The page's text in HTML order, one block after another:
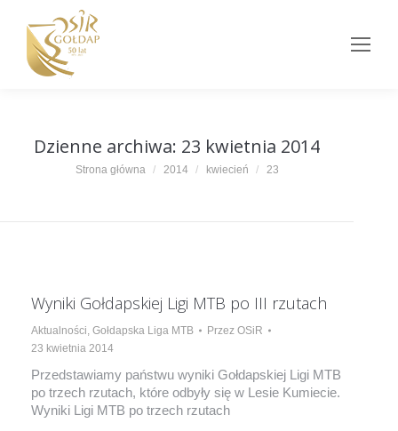
Dzienne archiwa: 23 kwietnia 2014
Jesteś tutaj:
Strona główna 2014 kwiecień 23
Wyniki Gołdapskiej Ligi MTB po III rzutach
Aktualności, Gołdapska Liga MTB Przez OSiR
23 kwietnia 2014
Przedstawiamy państwu wyniki Gołdapskiej Ligi MTB
po trzech rzutach, które odbyły się w Lesie Kumiecie.
Wyniki Ligi MTB po trzech rzutach